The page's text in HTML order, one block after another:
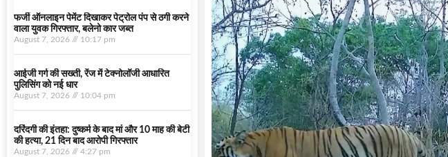
फर्जी ऑनलाइन पेमेंट दिखाकर पेट्रोल पंप से ठगी करने
वाला युवक गिरफ्तार, बलेनो कार जब्त
August 7, 2026 10:17 pm
आईजी गर्ग की सख्ती, रेंज में टेक्नोलॉजी आधारित
पुलिसिंग को नई धार
August 7, 2026 10:04 pm
दरिंदगी की इंतहा: दुष्कर्म के बाद मां और 10 माह की बेटी
की हत्या, 21 दिन बाद आरोपी गिरफ्तार
August 7, 2026 4:27 pm